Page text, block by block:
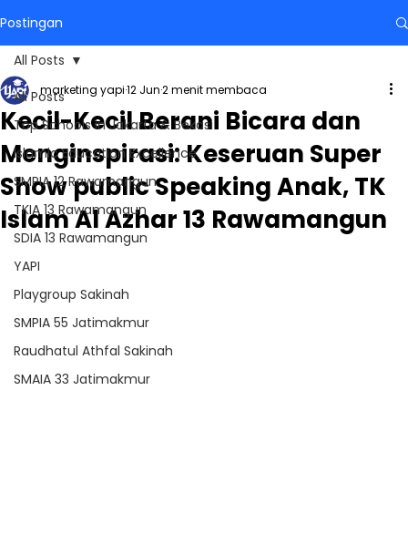
Postingan
All Posts
Top Schools in Jakarta & Bekasi
Islamic Education Excellence
SMPIA 12 Rawamangun
TKIA 13 Rawamangun
SDIA 13 Rawamangun
YAPI
Playgroup Sakinah
SMPIA 55 Jatimakmur
Raudhatul Athfal Sakinah
SMAIA 33 Jatimakmur
All Posts
Kecil-Kecil Berani Bicara dan
Menginspirasi: Keseruan Super
Show public Speaking Anak, TK
Islam Al Azhar 13 Rawamangun
marketing yapi12 Jun2 menit membaca